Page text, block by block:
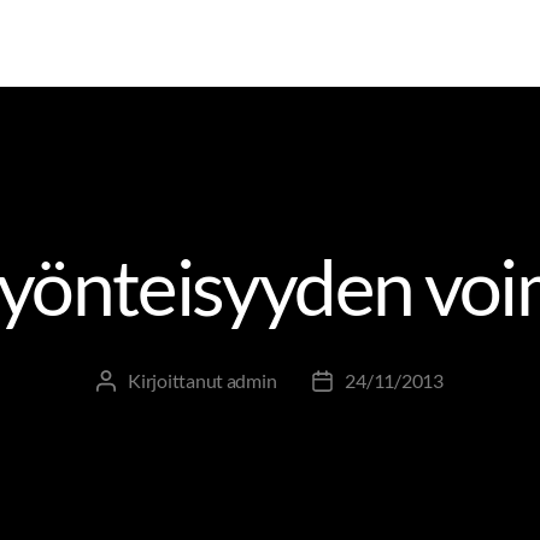
Kirjoittanutadmin 24/11/2013